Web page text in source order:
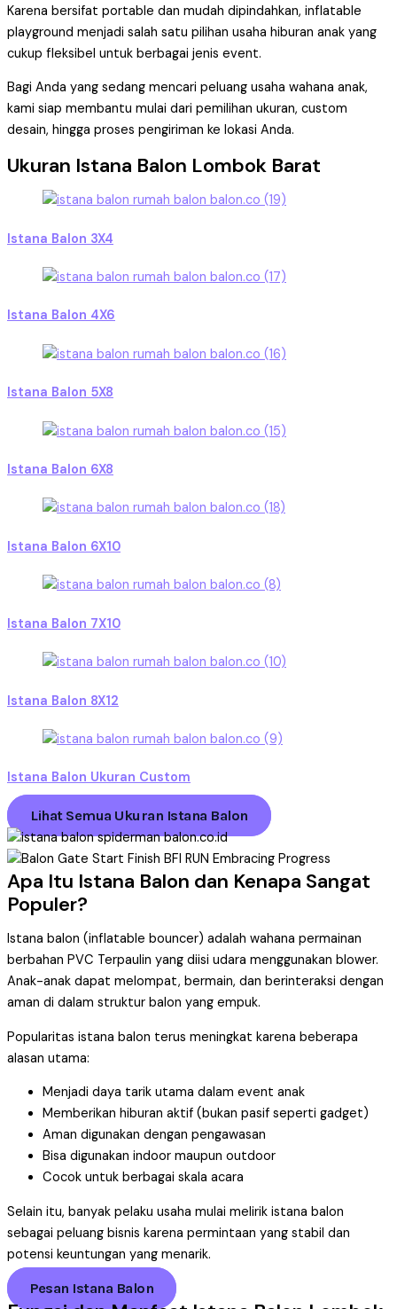
Karena bersifat portable dan mudah dipindahkan, inflatable
playground menjadi salah satu pilihan usaha hiburan anak yang
cukup fleksibel untuk berbagai jenis event.
Bagi Anda yang sedang mencari peluang usaha wahana anak,
kami siap membantu mulai dari pemilihan ukuran, custom
desain, hingga proses pengiriman ke lokasi Anda.
Ukuran Istana Balon Lombok Barat
Istana Balon 3X4
Istana Balon 4X6
Istana Balon 5X8
Istana Balon 6X8
Istana Balon 6X10
Istana Balon 7X10
Istana Balon 8X12
Istana Balon Ukuran Custom
Lihat Semua Ukuran Istana Balon
Apa Itu Istana Balon dan Kenapa Sangat
Populer?
Istana balon (inflatable bouncer) adalah wahana permainan
berbahan PVC Terpaulin yang diisi udara menggunakan blower.
Anak-anak dapat melompat, bermain, dan berinteraksi dengan
aman di dalam struktur balon yang empuk.
Popularitas istana balon terus meningkat karena beberapa
alasan utama:
Menjadi daya tarik utama dalam event anak
Memberikan hiburan aktif (bukan pasif seperti gadget)
Aman digunakan dengan pengawasan
Bisa digunakan indoor maupun outdoor
Cocok untuk berbagai skala acara
Selain itu, banyak pelaku usaha mulai melirik istana balon
sebagai peluang bisnis karena permintaan yang stabil dan
potensi keuntungan yang menarik.
Pesan Istana Balon